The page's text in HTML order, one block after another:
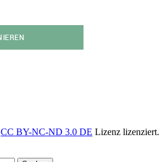
CC BY-NC-ND 3.0 DE Lizenz lizenziert.